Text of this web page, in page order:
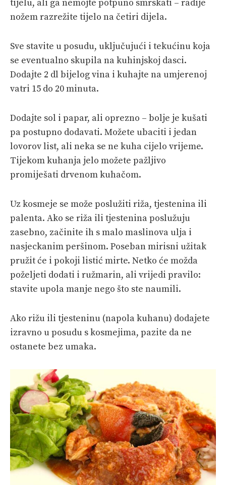
tijelu, ali ga nemojte potpuno smrskati – radije
nožem razrežite tijelo na četiri dijela.
Sve stavite u posudu, uključujući i tekućinu koja
se eventualno skupila na kuhinjskoj dasci.
Dodajte 2 dl bijelog vina i kuhajte na umjerenoj
vatri 15 do 20 minuta.
Dodajte sol i papar, ali oprezno – bolje je kušati
pa postupno dodavati. Možete ubaciti i jedan
lovorov list, ali neka se ne kuha cijelo vrijeme.
Tijekom kuhanja jelo možete pažljivo
promiješati drvenom kuhačom.
Uz kosmeje se može poslužiti riža, tjestenina ili
palenta. Ako se riža ili tjestenina poslužuju
zasebno, začinite ih s malo maslinova ulja i
nasjeckanim peršinom. Poseban mirisni užitak
pružit će i pokoji listić mirte. Netko će možda
poželjeti dodati i ružmarin, ali vrijedi pravilo:
stavite upola manje nego što ste naumili.
Ako rižu ili tjesteninu (napola kuhanu) dodajete
izravno u posudu s kosmejima, pazite da ne
ostanete bez umaka.